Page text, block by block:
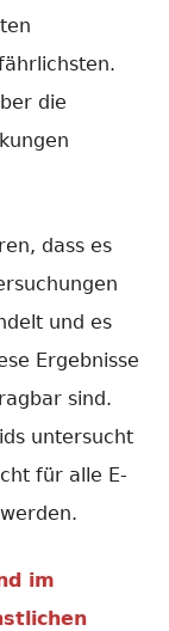
die
dass es
und es
Ergebnisse
sind.
untersucht
für alle E-
im